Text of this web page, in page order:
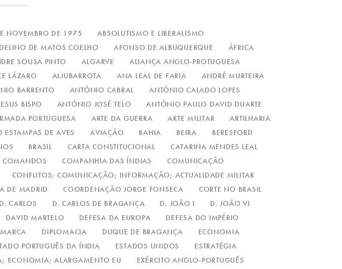
NOVEMBRO DE 1975
ABSOLUTISMO E LIBERALISMO
DE MATOS COELHO AFONSO DE ALBUQUERQUE
ÁFRICA
SOUSA PINTO ALGARVE
ALIANÇA ANGLO-PROTUGUESA
LÁZARO ALJUBARROTA ANA LEAL DE FARIA
ANDRÉ MURTEIRA
BARRENTO ANTÓNIO CABRAL
ANTÓNIO CALADO LOPES
BISPO ANTÓNIO JOSÉ TELO
ANTÓNIO PAULO DAVID DUARTE
PORTUGUESA ARTE DA GUERRA ARTE MILITAR
ARTILHARIA
DE AVES AVIAÇÃO BAHIA BEIRA
BERESFORD
BRASIL CARTA CONSTITUCIONAL
CATARINA MENDES LEAL
COMANDOS COMPANHIA DAS ÍNDIAS
COMUNICAÇÃO
CONFLITOS; COMUNICAÇÃO; INFORMAÇÃO; ACTUALIDADE MILITAR
DE MADRID COORDENAÇÃO JORGE FONSECA
CORTE NO BRASIL
D. CARLOS D. CARLOS DE BRAGANÇA D. JOÃO I
D. JOÃO VI
DAVID MARTELO DEFESA DA EUROPA
DEFESA DO IMPÉRIO
DIPLOMACIA DUQUE DE BRAGANÇA
ECONOMIA
PORTUGUÊS DA ÍNDIA ESTADOS UNIDOS
ESTRATÉGIA
ECONOMIA; ALARGAMENTO EU
EXÉRCITO ANGLO-PORTUGUÊS